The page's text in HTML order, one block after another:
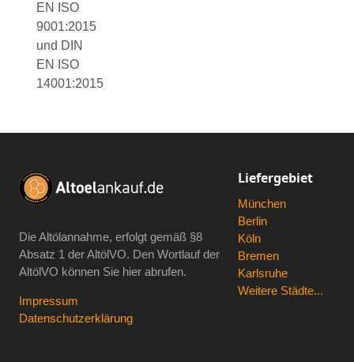
EN ISO
9001:2015
und DIN
EN ISO
14001:2015
Die Altölannahme, erfolgt gemäß §8
Absatz 1 der AltölVO. Den Wortlauf der
AltölVO können Sie hier abrufen.
Impressum
Datenschutzerklärung
Liefergebiet
München
Berlin
Köln
Bremen
Karlsruhe
Weitere Städte...